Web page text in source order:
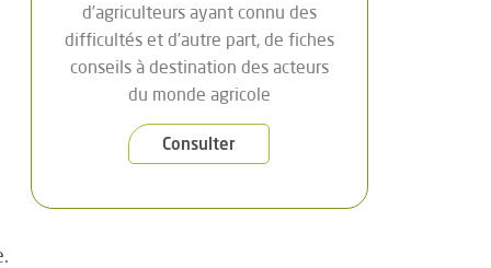
d’agriculteurs ayant connu des
difficultés et d’autre part, de fiches
conseils à destination des acteurs
du monde agricole
Consulter